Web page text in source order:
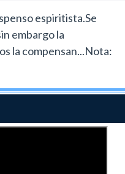
espiritista.Se
embargo la
la compensan...Nota: